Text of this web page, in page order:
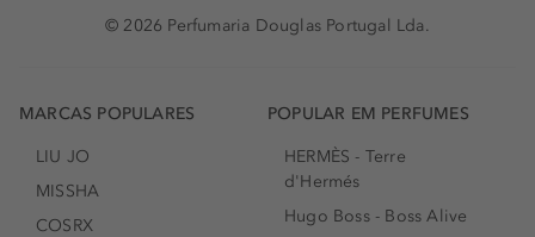
© 2026 Perfumaria Douglas Portugal Lda.
MARCAS POPULARES
LIU JO
MISSHA
COSRX
POPULAR EM PERFUMES
HERMÈS - Terre
d'Hermés
Hugo Boss - Boss Alive